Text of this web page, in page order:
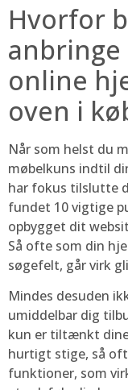
Hvorfor
online
oven i
Når som helst du
møbelkuns indtil
har fokus tilslutte
fundet 10 vigtige
opbygget dit
Så ofte som din
søgefelt, går virk
Mindes desuden
umiddelbar dig
kun er tiltænkt dine
hurtigt stige, så
funktioner, som